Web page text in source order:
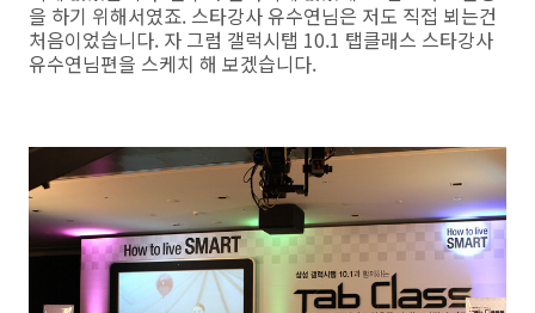
을 하기 위해서였죠. 스타강사 유수연님은 저도 직접 뵈는건
처음이었습니다. 자 그럼 갤럭시탭 10.1 탭클래스 스타강사
유수연님편을 스케치 해 보겠습니다.